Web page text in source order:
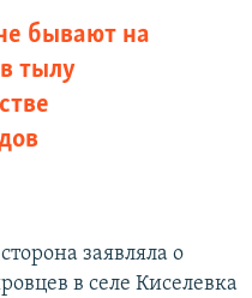
бывают на
тылу
заявляла о
в селе Киселевка